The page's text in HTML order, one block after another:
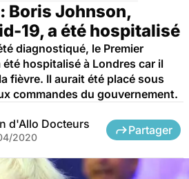
Boris Johnson,
19, a été hospitalisé
diagnostiqué, le Premier
hospitalisé à Londres car il
fièvre. Il aurait été placé sous
commandes du gouvernement.
d'Allo Docteurs
2020
Partager